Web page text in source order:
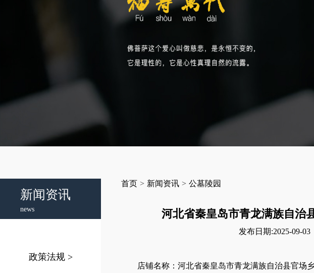
新闻资讯
news
政策法规 >
首页 > 新闻资讯 > 公墓陵园
河北省秦皇岛市青龙满族自治
发布日期:2025-09-03
店铺名称：河北省秦皇岛市青龙满族自治县官场